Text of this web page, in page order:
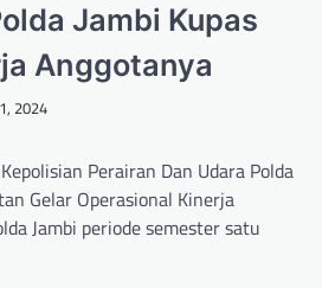
Jambi Kupas
Anggotanya
2024
Perairan Dan Udara Polda
Gelar Operasional Kinerja
Jambi periode semester satu